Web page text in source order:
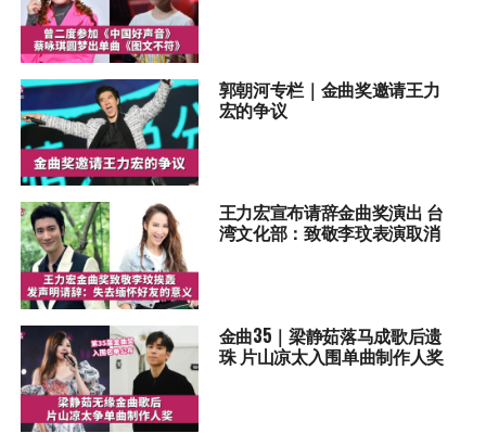
郭朝河专栏｜金曲奖邀请王力
宏的争议
王力宏宣布请辞金曲奖演出 台
湾文化部：致敬李玟表演取消
金曲35｜梁静茹落马成歌后遗
珠 片山凉太入围单曲制作人奖